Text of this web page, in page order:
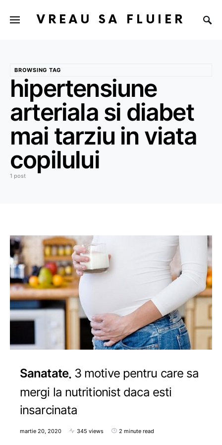
VREAU SA FLUIER
BROWSING TAG
hipertensiune
arteriala si diabet
mai tarziu in viata
copilului
1 post
Sanatate 3 motive pentru care sa
mergi la nutritionist daca esti
insarcinata
martie 20, 2020 345 views 2 minute read